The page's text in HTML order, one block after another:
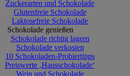
Zuckerarten und Schokolade
Glutenfreie Schokolade
Laktosefreie Schokolade
Schokolade genießen
Schokolade richtig lagern
Schokolade verkosten
10 Schokoladen-Probiertipps
Preiswerte ‚Hausschokolade‘
Wein und Schokolade